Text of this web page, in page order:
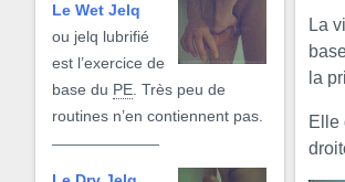
Le Wet Jelq
ou jelq lubrifié
est l’exercice de
base du PE . Très peu de
routines n’en contiennent pas.
La
la
Elle